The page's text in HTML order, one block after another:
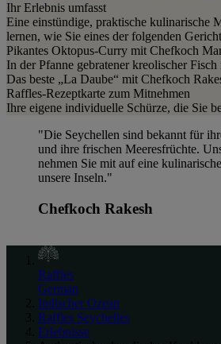
Ihr Erlebnis umfasst
Eine einstündige, praktische kulinarische
lernen, wie Sie eines der folgenden
Pikantes Oktopus-Curry mit Chefkoch
In der Pfanne gebratener kreolischer
Das beste „La Daube“ mit Chefkoch
Raffles-Rezeptkarte zum Mitnehmen
Ihre eigene individuelle Schürze, die Sie
"Die Seychellen sind bekannt für
und ihre frischen Meeresfrüchte.
nehmen Sie mit auf eine
unsere Inseln."
Chefkoch Rakesh
Raffles
German
Indischer Ozean
Raffles Seychelles
Erlebnisse